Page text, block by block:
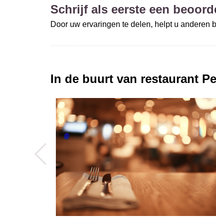
Schrijf als eerste een
Door uw ervaringen te delen, helpt u anderen
In de buurt van restaurant